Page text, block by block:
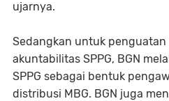
ujarnya.
Sedangkan untuk
akuntabilitas SPPG, BGN
SPPG sebagai bentuk
distribusi MBG. BGN juga